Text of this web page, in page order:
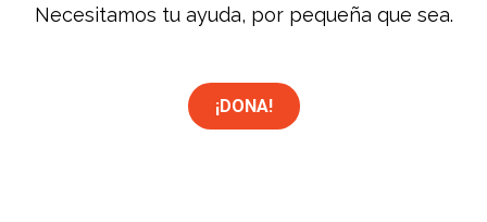
Necesitamos tu ayuda, por pequeña que sea.
¡DONA!